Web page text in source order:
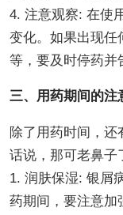
4. 注意观察: 在使
变化。如果出现任
等，要及时停药并
三、用药期间的注
除了用药时间，
话说，那可老鼻子
1. 润肤保湿: 银屑
药期间，要注意加